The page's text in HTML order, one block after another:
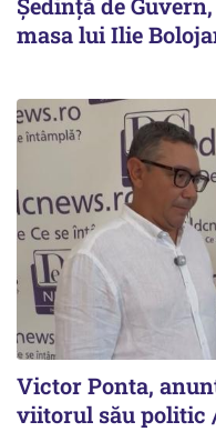
Ședință de
masa lui Ilie
Victor Ponta,
viitorul său politic